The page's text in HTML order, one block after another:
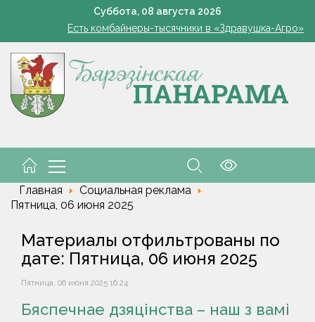
Суббота, 08 августа 2026
В Жорновке проходит турслёт сотрудников ГКСЭ
Есть комбайнеры-тысячники в «Здравушка-Агро»
Белоруска Орел завоевала серебро чемпионата Европы по
В Белыничском районе погиб мотоциклист после
В Жорновке проходит турслёт сотрудников ГКСЭ
Белоруска Орел завоевала серебро чемпионата Европы по
Главная
Социальная реклама
Пятница, 06 июня 2025
Материалы отфильтрованы по
дате: Пятница, 06 июня 2025
Пятница, 06 июня 2025 16:24
Бяспечнае дзяцінства – наш з вамі